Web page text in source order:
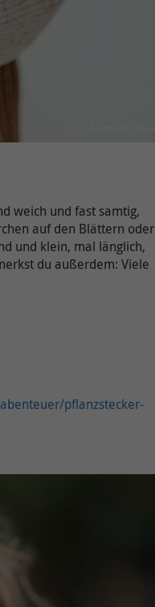
weich und fast samtig,
auf den Blättern oder
und klein, mal länglich,
du außerdem: Viele
pflanzstecker-